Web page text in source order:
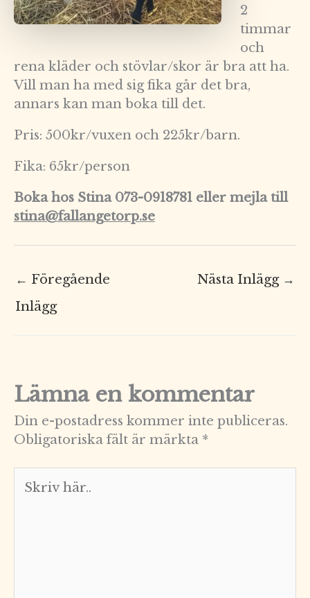
2
timmar
och
rena kläder och stövlar/skor är bra att ha.
Vill man ha med sig fika går det bra,
annars kan man boka till det.
Pris: 500kr/vuxen och 225kr/barn.
Fika: 65kr/person
Boka hos Stina 073-0918781 eller mejla till
stina@fallangetorp.se
← Föregående
Inlägg
Nästa Inlägg →
Lämna en kommentar
Din e-postadress kommer inte publiceras.
Obligatoriska fält är märkta *
här..